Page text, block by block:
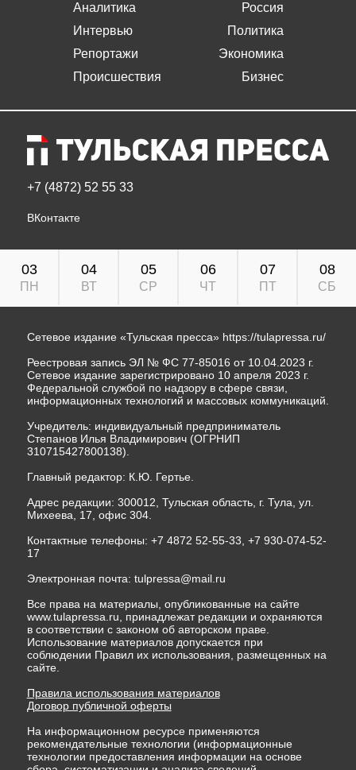
Аналитика
Интервью
Репортажи
Происшествия
Россия
Политика
Экономика
Бизнес
+7 (4872) 52 55 33
ВКонтакте
03
ПН
04
ВТ
05
СР
06
ЧТ
07
ПТ
08
СБ
Сетевое издание «Тульская пресса» https://tulapressa.ru/
Реестровая запись ЭЛ № ФС 77-85016 от 10.04.2023 г.
Сетевое издание зарегистрировано 10 апреля 2023 г.
Федеральной службой по надзору в сфере связи,
информационных технологий и массовых коммуникаций.
Учредитель: индивидуальный предприниматель
Степанов Илья Владимирович (ОГРНИП
310715427800138).
Главный редактор: К.Ю. Гертье.
Адрес редакции: 300012, Тульская область, г. Тула, ул.
Михеева, 17, офис 304.
Контактные телефоны: +7 4872 52-55-33, +7 930-074-52-
17
Электронная почта: tulpressa@mail.ru
Все права на материалы, опубликованные на сайте
www.tulapressa.ru, принадлежат редакции и охраняются
в соответствии с законом об авторском праве.
Использование материалов допускается при
соблюдении Правил их использования, размещенных на
сайте.
Правила использования материалов
Договор публичной оферты
На информационном ресурсе применяются
рекомендательные технологии (информационные
технологии предоставления информации на основе